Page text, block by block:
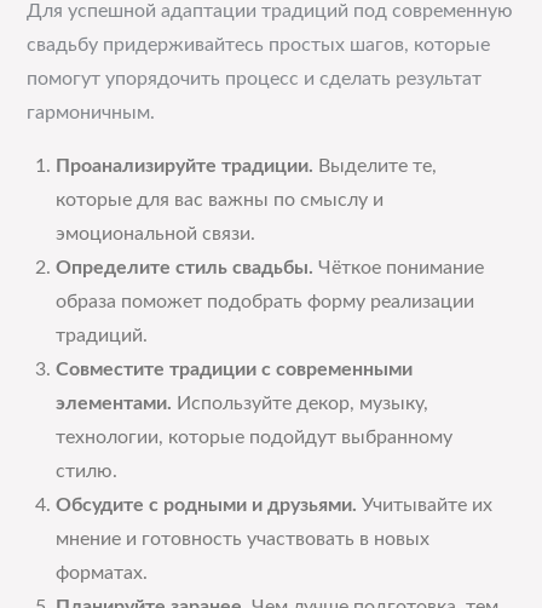
Для успешной адаптации традиций под современную
свадьбу придерживайтесь простых шагов, которые
помогут упорядочить процесс и сделать результат
гармоничным.
Проанализируйте традиции. Выделите те,
которые для вас важны по смыслу и
эмоциональной связи.
Определите стиль свадьбы. Чёткое понимание
образа поможет подобрать форму реализации
традиций.
Совместите традиции с современными
элементами. Используйте декор, музыку,
технологии, которые подойдут выбранному
стилю.
Обсудите с родными и друзьями. Учитывайте их
мнение и готовность участвовать в новых
форматах.